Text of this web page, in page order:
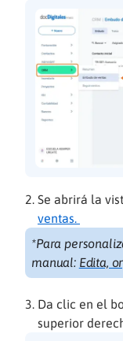
Se abrirá la
ventas.
*Para
manual: Edita,
Da clic en el
superior